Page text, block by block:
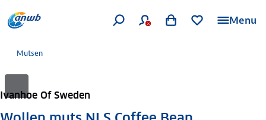
Menu
Mutsen
Ivanhoe Of Sweden